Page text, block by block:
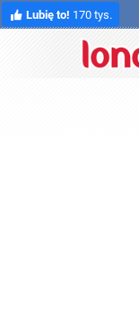
Lubię to! 170 tys.